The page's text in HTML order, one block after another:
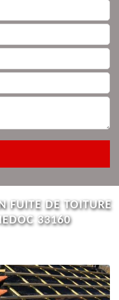
FUITE DE TOITURE
33160